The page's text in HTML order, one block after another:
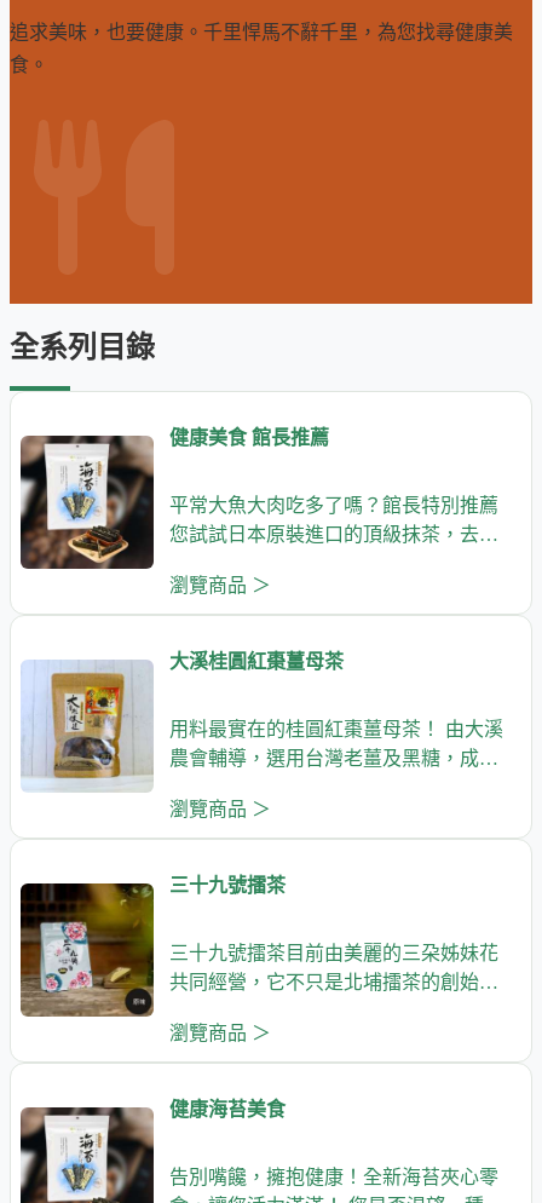
追求美味，也要健康。千里悍馬不辭千里，為您找尋健康美
食。
全系列目錄
健康美食 館長推薦
平常大魚大肉吃多了嗎？館長特別推薦
您試試日本原裝進口的頂級抹茶，去油
瀏覽商品 ＞
大溪桂圓紅棗薑母茶
用料最實在的桂圓紅棗薑母茶！ 由大溪
農會輔導，選用台灣老薑及黑糖，成分
瀏覽商品 ＞
三十九號擂茶
三十九號擂茶目前由美麗的三朶姊妹花
共同經營，它不只是北埔擂茶的創始
瀏覽商品 ＞
健康海苔美食
告別嘴饞，擁抱健康！全新海苔夾心零